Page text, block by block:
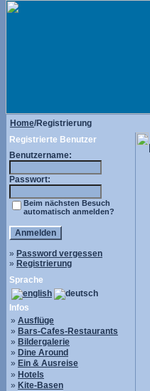
Home/Registrierung
Registrierte Benutzer
Benutzername:
Passwort:
Beim nächsten Besuch
automatisch anmelden?
» Password vergessen
» Registrierung
Sprache
Infos
» Ausflüge
» Bars-Cafes-Restaurants
» Bildergalerie
» Dine Around
» Ein & Ausreise
» Hotels
» Kite-Basen